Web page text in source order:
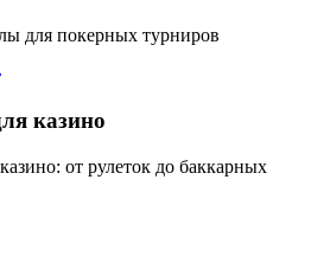
для покерных турниров
казино
от рулеток до баккарных